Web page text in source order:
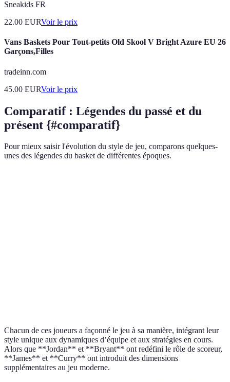
Sneakids FR
22.00 EURVoir le prix
Vans Baskets Pour Tout-petits Old Skool V Bright Azure EU 26
Garçons,Filles
tradeinn.com
45.00 EURVoir le prix
Comparatif : Légendes du passé et du
présent {#comparatif}
Pour mieux saisir l'évolution du style de jeu, comparons quelques-
unes des légendes du basket de différentes époques.
Chacun de ces joueurs a façonné le jeu à sa manière, intégrant leur
style unique aux dynamiques d’équipe et aux stratégies en cours.
Alors que **Jordan** et **Bryant** ont redéfini le rôle de scoreur,
**James** et **Curry** ont introduit des dimensions
supplémentaires au jeu moderne.